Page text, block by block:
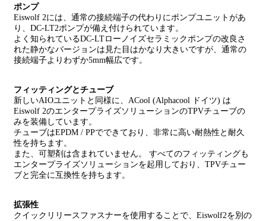
ポンプ
Eiswolf 2には、通常の接続端子の代わりにポンプユニットがあ
り、DC-LT2ポンプが備え付けられています。
よく知られているDC-LTローノイズセラミックポンプの改良さ
れた静かなバージョンは見た目はかなり大きいですが、通常の
接続端子よりわずか5mm幅広です。
フィッティングとチューブ
新しいAIOユニットと同様に、ACool (Alphacool ドイツ) は
Eiswolf 2のエンタープライズソリューションのTPVチューブの
みを装備しています。
チューブはEPDM / PPでできており、非常に高い耐熱性と耐久
性を持ちます。
また、可塑剤は含まれていません。 すべてのフィッティングも
エンタープライズソリューションを起用しており、TPVチュー
ブと完全に互換性を持ちます。
拡張性
クイックリリースファスナーを使用することで、Eiswolf2を別の